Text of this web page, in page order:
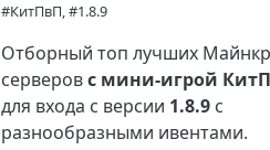
#КитПвП, #1.8.9
Отборный топ лучших
серверовс мини-игрой
для входа с версии 1.8.9 с
разнообразными ивентами.